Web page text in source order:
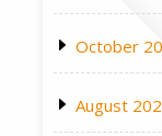
October
August